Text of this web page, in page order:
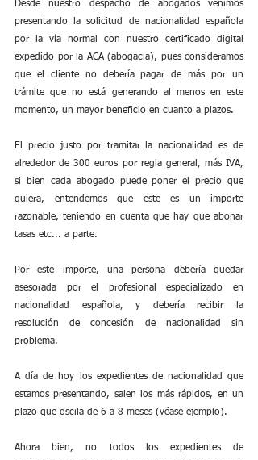
Desde nuestro despacho de abogados venimos
presentando la solicitud de nacionalidad española
por la vía normal con nuestro certificado digital
expedido por la ACA (abogacía), pues consideramos
que el cliente no debería pagar de más por un
trámite que no está generando al menos en este
momento, un mayor beneficio en cuanto a plazos.
El precio justo por tramitar la nacionalidad es de
alrededor de 300 euros por regla general, más IVA,
si bien cada abogado puede poner el precio que
quiera, entendemos que este es un importe
razonable, teniendo en cuenta que hay que abonar
tasas etc... a parte.
Por este importe, una persona debería quedar
asesorada por el profesional especializado en
nacionalidad española, y debería recibir la
resolución de concesión de nacionalidad sin
problema.
A día de hoy los expedientes de nacionalidad que
estamos presentando, salen los más rápidos, en un
plazo que oscila de 6 a 8 meses (véase ejemplo).
Ahora bien, no todos los expedientes de